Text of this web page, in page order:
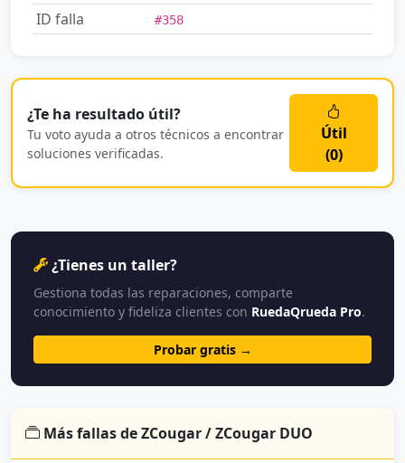
ID falla
#358
¿Te ha resultado útil?
Tu voto ayuda a otros técnicos a encontrar
soluciones verificadas.
Útil
(0)
¿Tienes un taller?
Gestiona todas las reparaciones, comparte
conocimiento y fideliza clientes con RuedaQrueda Pro.
Probar gratis →
Más fallas de ZCougar / ZCougar DUO